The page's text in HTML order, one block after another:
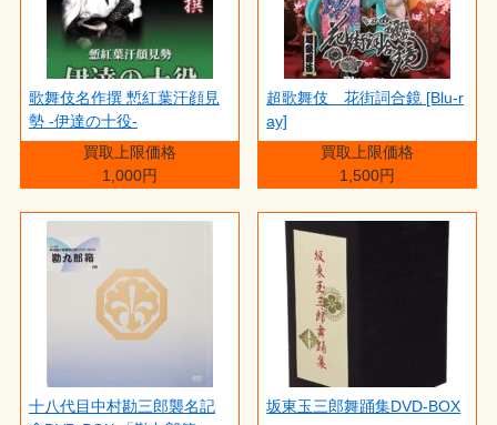
歌舞伎名作撰 慙紅葉汗顔見
勢 -伊達の十役-
買取上限価格
1,000円
超歌舞伎 花街詞合鏡 [Blu-r
ay]
買取上限価格
1,500円
十八代目中村勘三郎襲名記
坂東玉三郎舞踊集DVD-BOX